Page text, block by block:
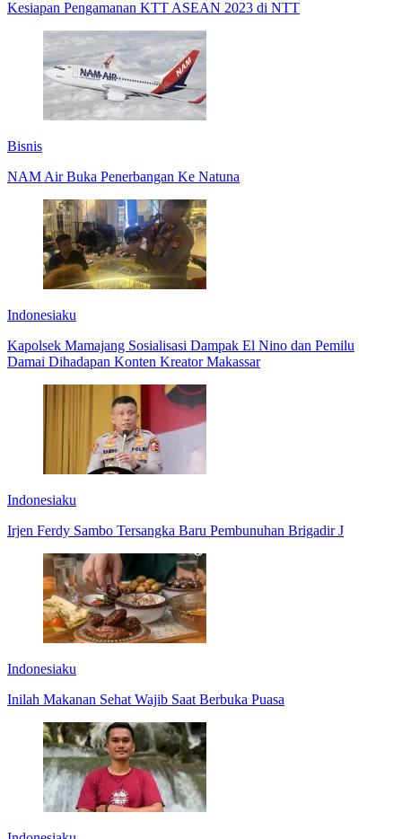
Kesiapan Pengamanan KTT ASEAN 2023 di NTT
Bisnis
NAM Air Buka Penerbangan Ke Natuna
Indonesiaku
Kapolsek Mamajang Sosialisasi Dampak El Nino dan Pemilu
Damai Dihadapan Konten Kreator Makassar
Indonesiaku
Irjen Ferdy Sambo Tersangka Baru Pembunuhan Brigadir J
Indonesiaku
Inilah Makanan Sehat Wajib Saat Berbuka Puasa